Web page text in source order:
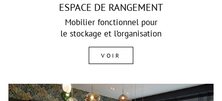
ESPACE DE RANGEMENT
Mobilier fonctionnel pour
le stockage et l’organisation
VOIR